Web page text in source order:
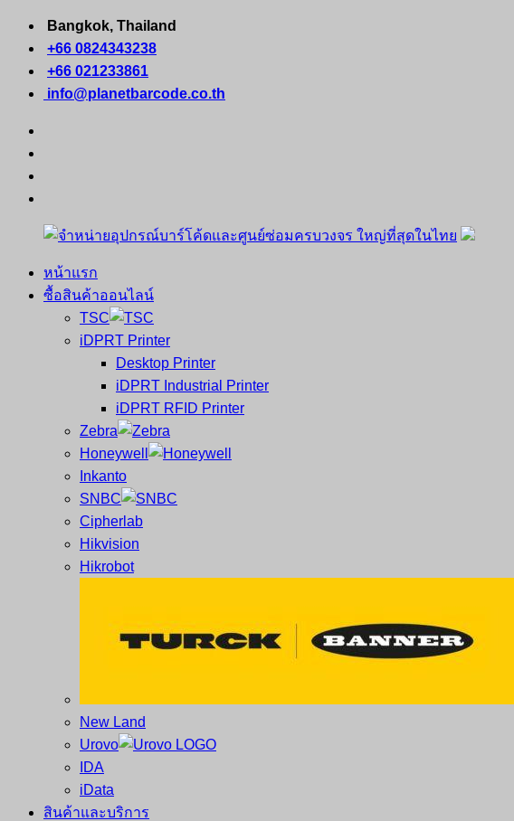
Skip
content
Bangkok, Thailand
+66 0824343238
+66 021233861
info@planetbarcode.co.th
จำหน่าย
คอมพิวเตอร์
หน้าแรก
ซื้อสินค้าออนไลน์
TSC
iDPRT Printer
Desktop Printer
iDPRT Industrial Printer
iDPRT RFID Printer
Zebra
Honeywell
Inkanto
SNBC
Cipherlab
Hikvision
Hikrobot
New Land
Urovo
IDA
iData
สินค้าและบริการ